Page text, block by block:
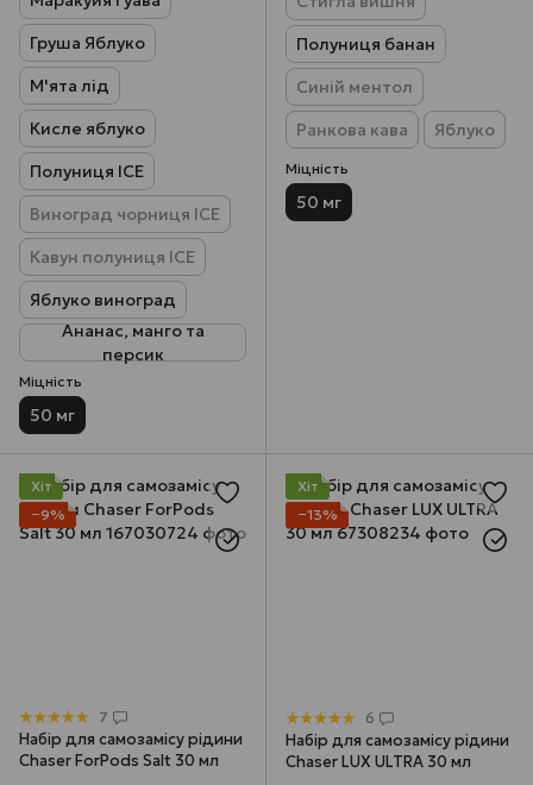
Груша Яблуко
М'ята лід
Кисле яблуко
Полуниця ICE
Виноград чорниця ICE
Кавун полуниця ICE
Яблуко виноград
Ананас, манго та
персик
Міцність
50 мг
Полуниця банан
Синій ментол
Ранкова кава
Яблуко
Міцність
50 мг
Хіт
−9%
7
Набір для самозамісу рідини
Chaser ForPods Salt 30 мл
Хіт
−13%
6
Набір для самозамісу рідини
Chaser LUX ULTRA 30 мл